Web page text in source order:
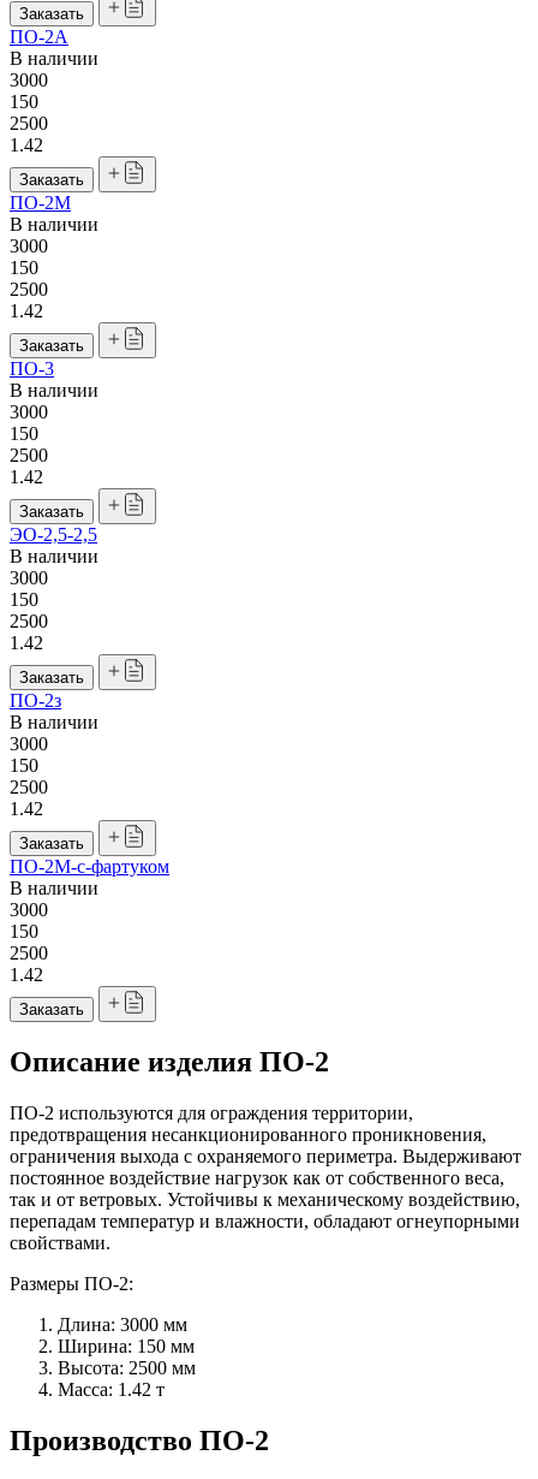
Заказать
ПО-2А
В наличии
3000
150
2500
1.42
Заказать
ПО-2М
В наличии
3000
150
2500
1.42
Заказать
ПО-3
В наличии
3000
150
2500
1.42
Заказать
ЭО-2,5-2,5
В наличии
3000
150
2500
1.42
Заказать
ПО-2з
В наличии
3000
150
2500
1.42
Заказать
ПО-2М-с-фартуком
В наличии
3000
150
2500
1.42
Заказать
Описание изделия ПО-2
ПО-2 используются для ограждения территории,
предотвращения несанкционированного проникновения,
ограничения выхода с охраняемого периметра. Выдерживают
постоянное воздействие нагрузок как от собственного веса,
так и от ветровых. Устойчивы к механическому воздействию,
перепадам температур и влажности, обладают огнеупорными
свойствами.
Размеры ПО-2:
Длина: 3000 мм
Ширина: 150 мм
Высота: 2500 мм
Масса: 1.42 т
Производство ПО-2